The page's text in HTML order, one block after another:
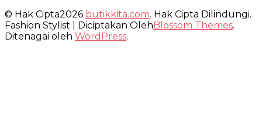
© Hak Cipta2026 butikkita.com. Hak Cipta Dilindungi.
Fashion Stylist | Diciptakan OlehBlossom Themes.
Ditenagai oleh WordPress.